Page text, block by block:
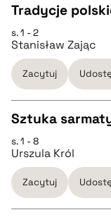
Tradycje
s. 1 - 2
Stanisław Zając
Zacytuj
CZYSTY TEKST
pobierz cytat
Sztuka
s. 1 - 8
Urszula Król
Zacytuj